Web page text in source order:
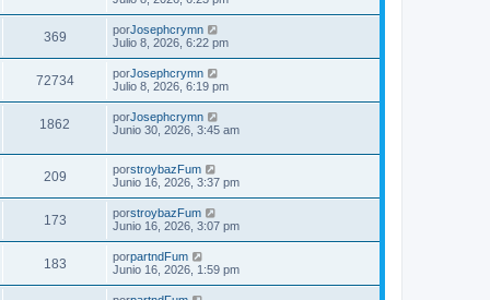
369 porJosephcrymn
Julio 8, 2026, 6:22 pm
72734 porJosephcrymn
Julio 8, 2026, 6:19 pm
1862 porJosephcrymn
Junio 30, 2026, 3:45 am
209 porstroybazFum
Junio 16, 2026, 3:37 pm
173 porstroybazFum
Junio 16, 2026, 3:07 pm
183 porpartndFum
Junio 16, 2026, 1:59 pm